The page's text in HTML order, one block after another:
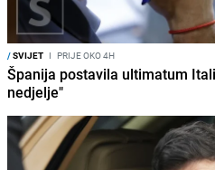
/SVIJET I PRIJE OKO 4H
Španija postavila ultimatum
nedjelje"